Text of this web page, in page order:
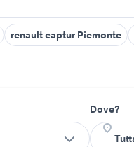
renault captur Piemonte
Dove?